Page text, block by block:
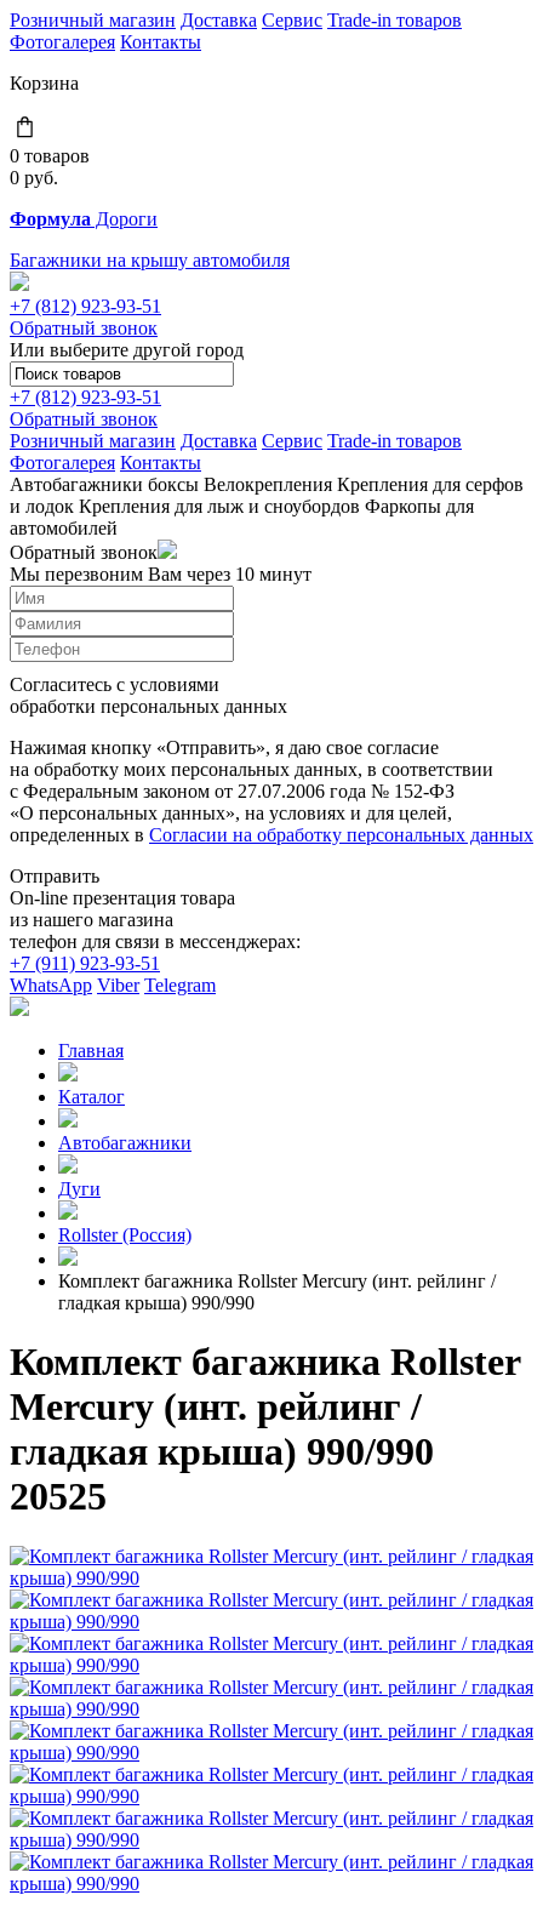
Розничный магазин Доставка Сервис Trade-in товаров
Фотогалерея Контакты
Корзина
0 товаров
0 руб.
Формула Дороги
Багажники на крышу автомобиля
+7 (812) 923-93-51
Обратный звонок
Или выберите другой город
+7 (812) 923-93-51
Обратный звонок
Розничный магазин Доставка Сервис Trade-in товаров
Фотогалерея Контакты
Автобагажники боксы Велокрепления Крепления для серфов
и лодок Крепления для лыж и сноубордов Фаркопы для
автомобилей
Обратный звонок
Мы перезвоним Вам через 10 минут
Согласитесь с условиями
обработки персональных данных
Нажимая кнопку «Отправить», я даю свое согласие
на обработку моих персональных данных, в соответствии
с Федеральным законом от 27.07.2006 года № 152-ФЗ
«О персональных данных», на условиях и для целей,
определенных в Согласии на обработку персональных данных
Отправить
On-line презентация товара
из нашего магазина
телефон для связи в мессенджерах:
+7 (911) 923-93-51
WhatsApp Viber Telegram
Главная
Каталог
Автобагажники
Дуги
Rollster (Россия)
Комплект багажника Rollster Mercury (инт. рейлинг /
гладкая крыша) 990/990
Комплект багажника Rollster
Mercury (инт. рейлинг /
гладкая крыша) 990/990
20525